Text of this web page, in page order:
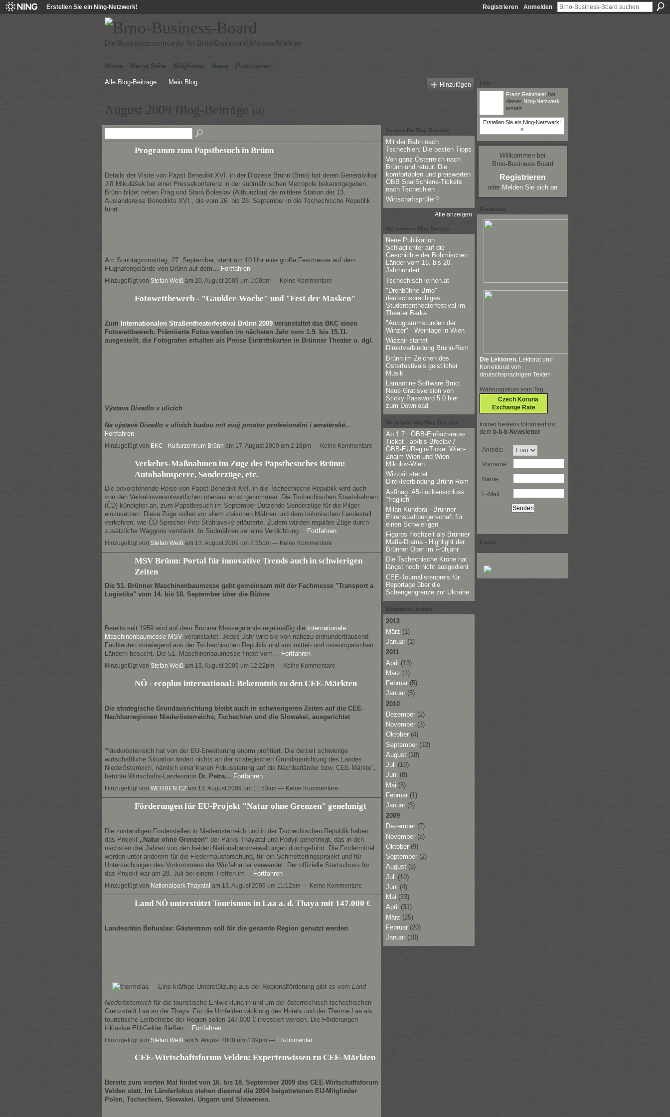
Erstellen Sie ein Ning-Netzwerk! Registrieren Anmelden
Die Businesscommunity für Brno/Brünn und Morava/Mähren
Home Meine Seite Mitglieder News Publizieren
Alle Blog-Beiträge Mein Blog Hinzufügen
August 2009 Blog-Beiträge (8)
Programm zum Papstbesuch in Brünn
Details der Visite von Papst Benedikt XVI. in der Diözese Brünn (Brno) hat deren Generalvikar
Jiří Mikulášek bei einer Pressekonferenz in der südmährischen Metropole bekanntgegeben.
Brünn bildet neben Prag und Stará Boleslav (Altbunzlau) die mittlere Station der 13.
Auslandsreise Benedikts XVI., die vom 26. bis 28. September in die Tschechische Republik
führt.
Am Sonntagvormittag, 27. September, steht um 10 Uhr eine große Festmesse auf dem
Flughafengelände von Brünn auf dem…
Fortfahren
Hinzugefügt von Stefan Weißam 20. August 2009 um 1:00pm — Keine Kommentare
Fotowettbewerb - "Gaukler-Woche" und "Fest der Masken"
Zum Internationalen Straßentheaterfestival Brünn 2009veranstaltet das BKC einen
Fotowettbewerb. Prämiierte Fotos werden im nächsten Jahr vom 1.9. bis 15.11.
ausgestellt, die Fotografen erhalten als Preise Eintrittskarten in Brünner Theater u. dgl.
Výstava Divadlo v ulicích
Na výstavě Divadlo v ulicích budou mít svůj prostor profesionální i amatérské…
Fortfahren
Hinzugefügt von BKC - Kulturzentrum Brünn am 17. August 2009 um 2:18pm — Keine Kommentare
Verkehrs-Maßnahmen im Zuge des Papstbesuches Brünn:
Autobahnsperre, Sonderzüge, etc.
Die bevorstehende Reise von Papst Benedikt XVI. in die Tschechische Republik wird auch
von den Verkehrsverantwortlichen überaus ernst genommen. Die Tschechischen Staatsbahnen
(ČD) kündigten an, zum Papstbesuch im September Dutzende Sonderzüge für die Pilger
einzusetzen. Diese Züge sollen vor allem zwischen Mähren und dem böhmischen Landesteil
verkehren, wie ČD-Sprecher Petr Šťáhlavský erläuterte. Zudem würden reguläre Züge durch
zusätzliche Waggons verstärkt. In Südmähren sei eine Verdichtung… Fortfahren
Hinzugefügt von Stefan Weißam 13. August 2009 um 2:35pm — Keine Kommentare
MSV Brünn: Portal für innovative Trends auch in schwierigen
Zeiten
Die 51. Brünner Maschinenbaumesse geht gemeinsam mit der Fachmesse "Transport a
Logistika" vom 14. bis 18. September über die Bühne
Bereits seit 1959 wird auf dem Brünner Messegelände regelmäßig die Internationale
Maschinenbaumesse MSVveranstaltet. Jedes Jahr wird sie von nahezu einhunderttausend
Fachleuten vorwiegend aus der Tschechischen Republik und aus mittel- und osteuropäischen
Ländern besucht. Die 51. Maschinenbaumesse findet vom… Fortfahren
Hinzugefügt von Stefan Weißam 13. August 2009 um 12:22pm — Keine Kommentare
NÖ - ecoplus international: Bekenntnis zu den CEE-Märkten
Die strategische Grundausrichtung bleibt auch in schwierigeren Zeiten auf die CEE-
Nachbarregionen Niederösterreichs, Tschechien und die Slowakei, ausgerichtet
"Niederösterreich hat von der EU-Erweiterung enorm profitiert. Die derzeit schwierige
wirtschaftliche Situation ändert nichts an der strategischen Grundausrichtung des Landes
Niederösterreich, nämlich einer klaren Fokussierung auf die Nachbarländer bzw. CEE-Märkte",
betonte Wirtschafts-Landesrätin Dr. Petra… Fortfahren
Hinzugefügt von WERBEN.CZam 13. August 2009 um 11:53am — Keine Kommentare
Förderungen für EU-Projekt "Natur ohne Grenzen" genehmigt
Die zuständigen Förderstellen in Niederösterreich und in der Tschechischen Republik haben
das Projekt „Natur ohne Grenzen“ der Parks Thayatal und Podyjí genehmigt, das in den
nächsten drei Jahren von den beiden Nationalparkverwaltungen durchgeführt. Die Fördermittel
werden unter anderem für die Fledermausforschung, für ein Schmetterlingsprojekt und für
Untersuchungen des Vorkommens der Würfelnatter verwendet. Der offizielle Startschuss für
das Projekt war am 28. Juli bei einem Treffen im… Fortfahren
Hinzugefügt von Nationalpark Thayatal am 13. August 2009 um 11:12am — Keine Kommentare
Land NÖ unterstützt Tourismus in Laa a. d. Thaya mit 147.000 €
Landesrätin Bohuslav: Gästestrom soll für die gesamte Region genutzt werden
Eine kräftige Unterstützung aus der Regionalförderung gibt es vom Land
Niederösterreichfür die touristische Entwicklung in und um der österreichisch-tschechischen
Grenzstadt Laa an der Thaya. Für die Umfeldentwicklung des Hotels und der Therme Laaals
touristische Leitbetriebe der Region sollen 147.000 € investiert werden. Die Förderungen
inklusive EU-Gelder fließen… Fortfahren
Hinzugefügt von Stefan Weißam 5. August 2009 um 4:39pm — 1 Kommentar
CEE-Wirtschaftsforum Velden: Expertenwissen zu CEE-Märkten
Bereits zum vierten Mal findet von 16. bis 18. September 2009 das CEE-Wirtschaftsforum
Velden statt. Im Länderfokus stehen diesmal die 2004 beigetretenen EU-Mitglieder
Polen, Tschechien, Slowakei, Ungarn und Slowenien.
Vorgestellte Blog-Beiträge
Mit der Bahn nach
Tschechien: Die besten Tipps
Von ganz Österreich nach
Brünn und retour: Die
komfortablen und preiswerten
ÖBB SparSchiene-Tickets
nach Tschechien
Wirtschaftsprüfer?
Alle anzeigen
Die neuesten Blog-Beiträge
Neue Publikation:
Schlaglichter auf die
Geschichte der Böhmischen
Länder vom 16. bis 20.
Jahrhundert
Tschechisch-lernen.at
"Drehbühne Brno" -
deutschsprachiges
Studententheaterfestival im
Theater Barka
"Autogrammstunden der
Winzer" - Weintage in Wien
Wizzair startet
Direktverbindung Brünn-Rom
Brünn im Zeichen des
Osterfestivals geistlicher
Musik
Lamantine Software Brno:
Neue Gratisversion von
Sticky Password 5.0 hier
zum Download
Die beliebtesten Blog-Beiträge
Ab 1.7.: ÖBB-Einfach-raus-
Ticket - ab/bis Břeclav /
ÖBB-EURegio-Ticket Wien-
Znaim-Wien und Wien-
Mikulov-Wien
Wizzair startet
Direktverbindung Brünn-Rom
Asfinag: A5-Lückenschluss
"fraglich"
Milan Kundera - Brünner
Ehrenstadtbürgerschaft für
einen Schwierigen
Figaros Hochzeit als Brünner
Mafia-Drama - Highlight der
Brünner Oper im Frühjahr
Die Tschechische Krone hat
längst noch nicht ausgedient
CEE-Journalistenpreis für
Reportage über die
Schengengrenze zur Ukraine
Monatliche Archive
2012
März (1)
Januar(1)
2011
April (13)
März (1)
Februar(5)
Januar(5)
2010
Dezember(2)
November(3)
Oktober(4)
September(12)
August(18)
Juli (10)
Juni (8)
Mai (5)
Februar(1)
Januar(5)
2009
Dezember(7)
November(8)
Oktober(9)
September(2)
August(8)
Juli (10)
Juni (4)
Mai (23)
April (31)
März (25)
Februar(20)
Januar(10)
Über
Franz Reinthalerhat
dieses Ning-Netzwerk
erstellt.
Erstellen Sie ein Ning-Netzwerk!
»
Willkommen bei
Brno-Business-Board
Registrieren
oder Melden Sie sich an
Promotion
Die Lektoren. Lektorat und
Korrektorat von
deutschsprachigen Texten
Währungskurs vom Tag:
Czech Koruna
Exchange Rate
Immer bestens Informiert mit
dem b-b-b-Newsletter
Anrede:
Vorname:
Name:
E-Mail:
Events